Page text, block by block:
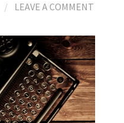
/ LEAVE A COMMENT